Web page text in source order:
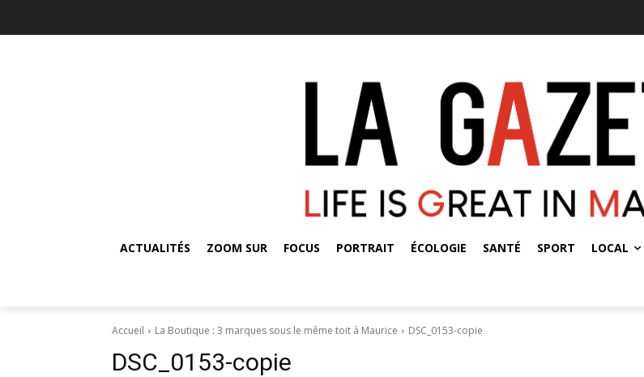
ACTUALITÉS ZOOM SUR FOCUS PORTRAIT ÉCOLOGIE SANTÉ SPORT LOCAL
Accueil La Boutique : 3 marques sous le même toit à Maurice DSC_0153-copie
DSC_0153-copie